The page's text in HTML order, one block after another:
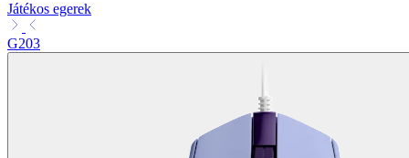
Játékos egerek
G203